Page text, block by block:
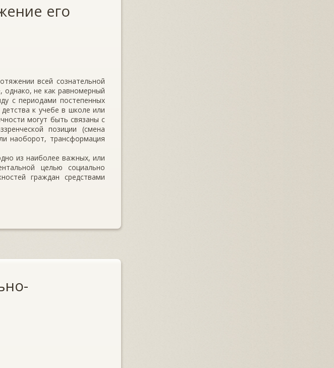
его
всей сознательной
не как равномерный
с периодами постепенных
к учебе в школе или
могут быть связаны с
позиции (смена
наоборот, трансформация
из наиболее важных, или
целью социально
граждан средствами